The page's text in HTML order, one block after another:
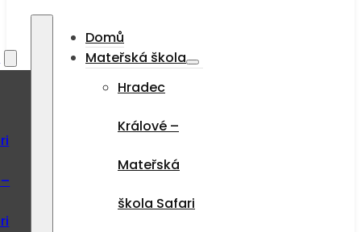
Domů
Mateřská škola
Hradec
Králové –
Mateřská
škola Safari